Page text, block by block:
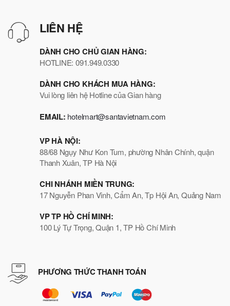
LIÊN HỆ
DÀNH CHO CHỦ GIAN HÀNG:
HOTLINE: 091.949.0330
DÀNH CHO KHÁCH MUA HÀNG:
Vui lòng liên hệ Hotline của Gian hàng
EMAIL: hotelmart@santavietnam.com
VP HÀ NỘI:
88/68 Ngụy Như Kon Tum, phường Nhân Chính, quận
Thanh Xuân, TP Hà Nội
CHI NHÁNH MIỀN TRUNG:
17 Nguyễn Phan Vinh, Cẩm An, Tp Hội An, Quảng Nam
VP TP HỒ CHÍ MINH:
100 Lý Tự Trọng, Quận 1, TP Hồ Chí Minh
PHƯƠNG THỨC THANH TOÁN